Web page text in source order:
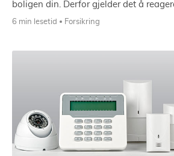
boligen din. Derfor gjelder det å
6 min lesetid Forsikring